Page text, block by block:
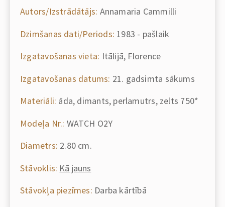
Autors/Izstrādātājs: Annamaria Cammilli
Dzimšanas dati/Periods: 1983 - pašlaik
Izgatavošanas vieta: Itālijā, Florence
Izgatavošanas datums: 21. gadsimta sākums
Materiāli: āda, dimants, perlamutrs, zelts 750*
Modeļa Nr.: WATCH O2Y
Diametrs: 2.80 cm.
Stāvoklis: Kā jauns
Stāvokļa piezīmes: Darba kārtībā